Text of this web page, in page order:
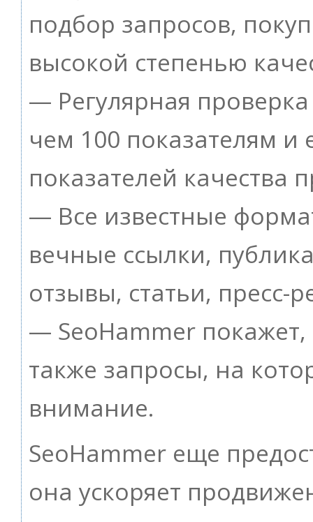
подбор запросов,
высокой степенью
— Регулярная
чем 100 показателям
показателей качества
— Все известные
вечные ссылки,
отзывы, статьи, пресс-
— SeoHammer
также запросы, на
внимание.
SeoHammer еще
она ускоряет